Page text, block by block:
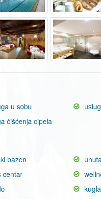
u sobu
čišćenja cipela
bazen
centar